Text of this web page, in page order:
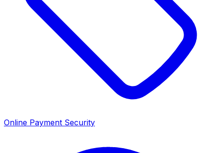
Online Payment Security